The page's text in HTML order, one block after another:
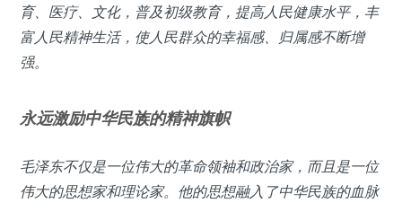
育、医疗、文化，普及初级教育，提高人民健康水平，丰
富人民精神生活，使人民群众的幸福感、归属感不断增
强。
永远激励中华民族的精神旗帜
毛泽东不仅是一位伟大的革命领袖和政治家，而且是一位
伟大的思想家和理论家。他的思想融入了中华民族的血脉